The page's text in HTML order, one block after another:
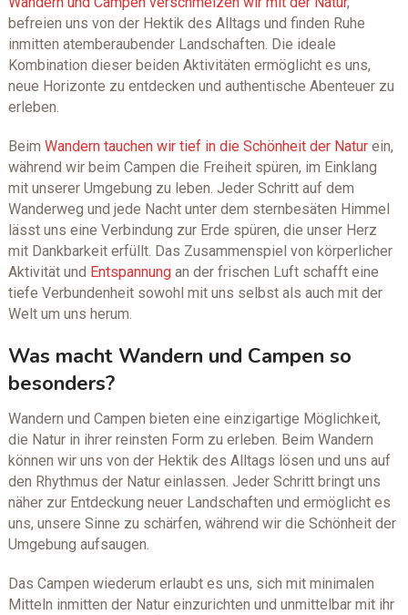
befreien uns von der Hektik des Alltags und finden Ruhe
inmitten atemberaubender Landschaften. Die ideale
Kombination dieser beiden Aktivitäten ermöglicht es uns,
neue Horizonte zu entdecken und authentische Abenteuer zu
erleben.
Beim Wandern tauchen wir tief in die Schönheit der Naturein,
während wir beim Campen die Freiheit spüren, im Einklang
mit unserer Umgebung zu leben. Jeder Schritt auf dem
Wanderweg und jede Nacht unter dem sternbesäten Himmel
lässt uns eine Verbindung zur Erde spüren, die unser Herz
mit Dankbarkeit erfüllt. Das Zusammenspiel von körperlicher
Aktivität und Entspannungan der frischen Luft schafft eine
tiefe Verbundenheit sowohl mit uns selbst als auch mit der
Welt um uns herum.
Was macht Wandern und Campen so
besonders?
Wandern und Campen bieten eine einzigartige Möglichkeit,
die Natur in ihrer reinsten Form zu erleben. Beim Wandern
können wir uns von der Hektik des Alltags lösen und uns auf
den Rhythmus der Natur einlassen. Jeder Schritt bringt uns
näher zur Entdeckung neuer Landschaften und ermöglicht es
uns, unsere Sinne zu schärfen, während wir die Schönheit der
Umgebung aufsaugen.
Das Campen wiederum erlaubt es uns, sich mit minimalen
Mitteln inmitten der Natur einzurichten und unmittelbar mit ihr